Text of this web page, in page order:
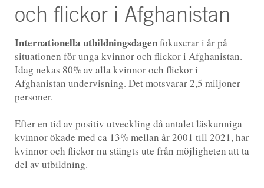
och flickor i Afghanistan
Internationella utbildningsdagenfokuserar i år på
situationen för unga kvinnor och flickor i Afghanistan.
Idag nekas 80% av alla kvinnor och flickor i
Afghanistan undervisning. Det motsvarar 2,5 miljoner
personer.
Efter en tid av positiv utveckling då antalet läskunniga
kvinnor ökade med ca 13% mellan år 2001 till 2021, har
kvinnor och flickor nu stängts ute från möjligheten att ta
del av utbildning.